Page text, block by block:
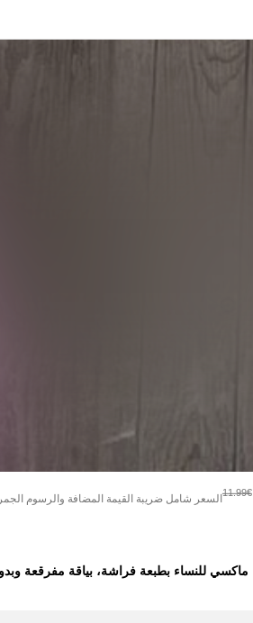
11.99€
السعر شامل ضريبة القيمة المضافة والرسوم